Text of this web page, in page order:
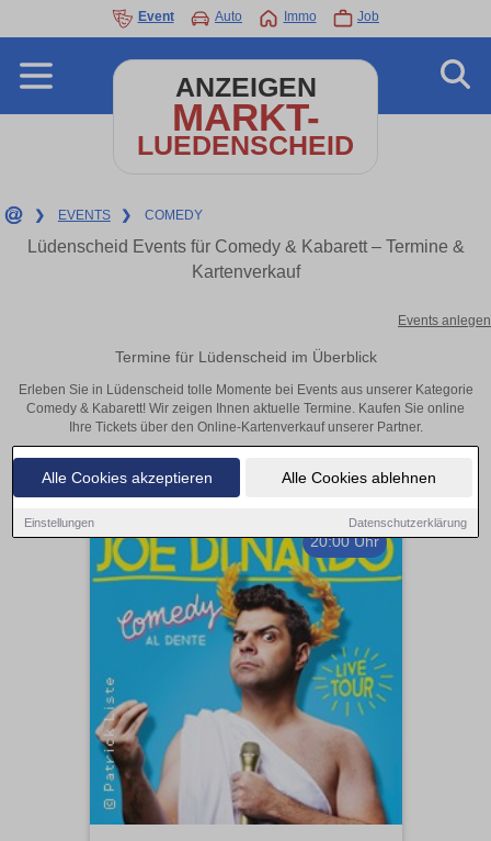
Alle Cookies akzeptieren Alle Cookies ablehnen
Einstellungen Datenschutzerklärung
Event Auto Immo Job
ANZEIGEN
MARKT-
LUEDENSCHEID
❯ EVENTS ❯ COMEDY
Lüdenscheid Events für Comedy & Kabarett – Termine &
Kartenverkauf
Events anlegen
Termine für Lüdenscheid im Überblick
Erleben Sie in Lüdenscheid tolle Momente bei Events aus unserer Kategorie
Comedy & Kabarett! Wir zeigen Ihnen aktuelle Termine. Kaufen Sie online
Ihre Tickets über den Online-Kartenverkauf unserer Partner.
20:00 Uhr